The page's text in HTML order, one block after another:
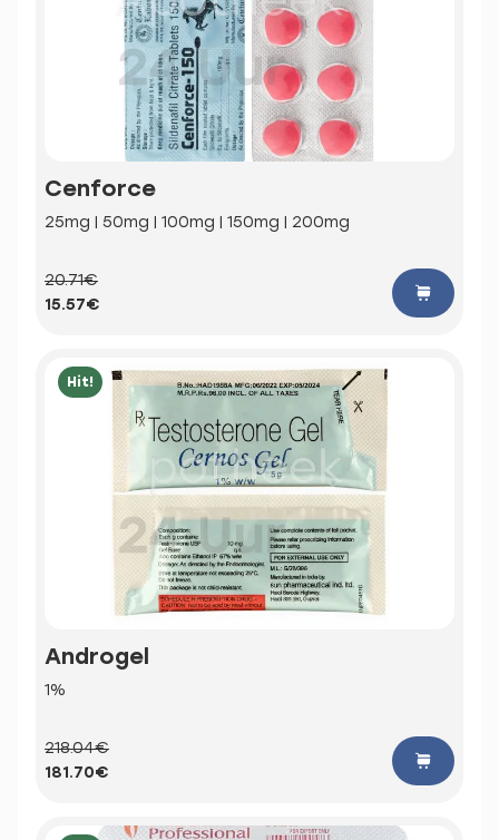
Cenforce
25mg | 50mg | 100mg | 150mg | 200mg
20.71€
15.57€
Hit!
Androgel
1%
218.04€
181.70€